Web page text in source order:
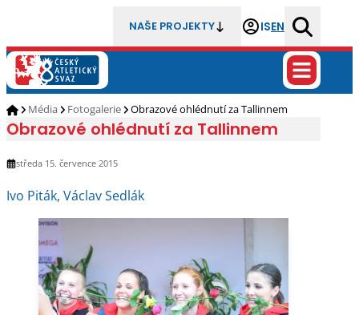
NAŠE PROJEKTY ISEN
Média Fotogalerie Obrazové ohlédnutí za Tallinnem
Obrazové ohlédnutí za Tallinnem
středa 15. července 2015
Ivo Piták, Václav Sedlák